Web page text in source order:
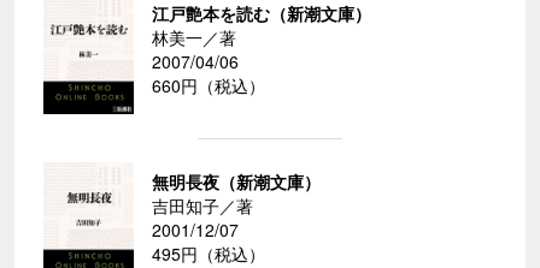
江戸艶本を読む（新潮文庫）
林美一／著
2007/04/06
660円（税込）
無明長夜（新潮文庫）
吉田知子／著
2001/12/07
495円（税込）